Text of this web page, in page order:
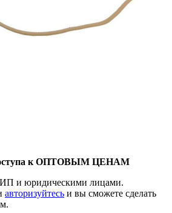
доступа к ОПТОВЫМ ЦЕНАМ
и юридическими лицами.
авторизуйтесь и вы сможете сделать